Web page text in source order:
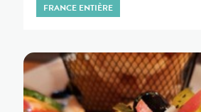
FRANCE ENTIÈRE